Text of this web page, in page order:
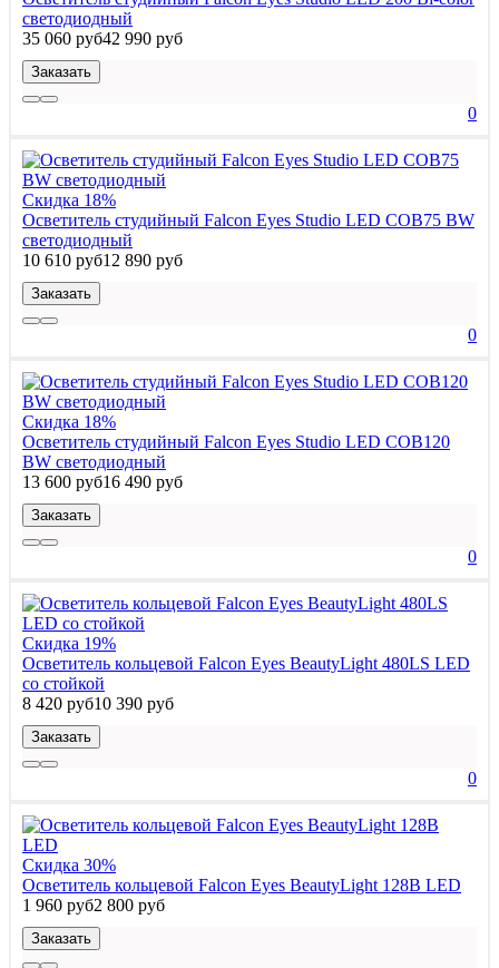
светодиодный
35 060 руб42 990 руб
Заказать
0
Скидка 18%
Осветитель студийный Falcon Eyes Studio LED COB75 BW
светодиодный
10 610 руб12 890 руб
Заказать
0
Скидка 18%
Осветитель студийный Falcon Eyes Studio LED COB120
BW светодиодный
13 600 руб16 490 руб
Заказать
0
Скидка 19%
Осветитель кольцевой Falcon Eyes BeautyLight 480LS LED
со стойкой
8 420 руб10 390 руб
Заказать
0
Скидка 30%
Осветитель кольцевой Falcon Eyes BeautyLight 128B LED
1 960 руб2 800 руб
Заказать